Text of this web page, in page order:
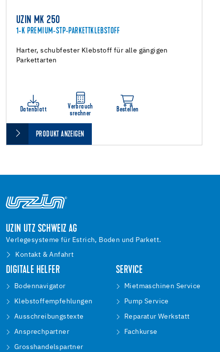
UZIN MK 250
1-K PREMIUM-STP-PARKETTKLEBSTOFF
Harter, schubfester Klebstoff für alle gängigen
Parkettarten
Datenblatt
Verbrauch
srechner
Bestellen
PRODUKT ANZEIGEN
UZIN UTZ SCHWEIZ AG
Verlegesysteme für Estrich, Boden und Parkett.
Kontakt & Anfahrt
DIGITALE HELFER
Bodennavigator
Klebstoffempfehlungen
Ausschreibungstexte
Ansprechpartner
Grosshandelspartner
SERVICE
Mietmaschinen Service
Pump Service
Reparatur Werkstatt
Fachkurse